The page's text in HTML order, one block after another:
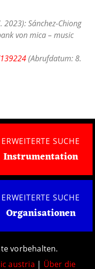
Sánchez-Chiong
von mica – music
(Abrufdatum: 8.
ERWEITERTE SUCHE
Instrumentation
ERWEITERTE SUCHE
Organisationen
vorbehalten.
austria | Über die